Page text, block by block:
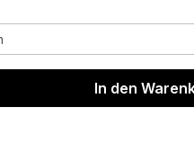
Gib den
In den